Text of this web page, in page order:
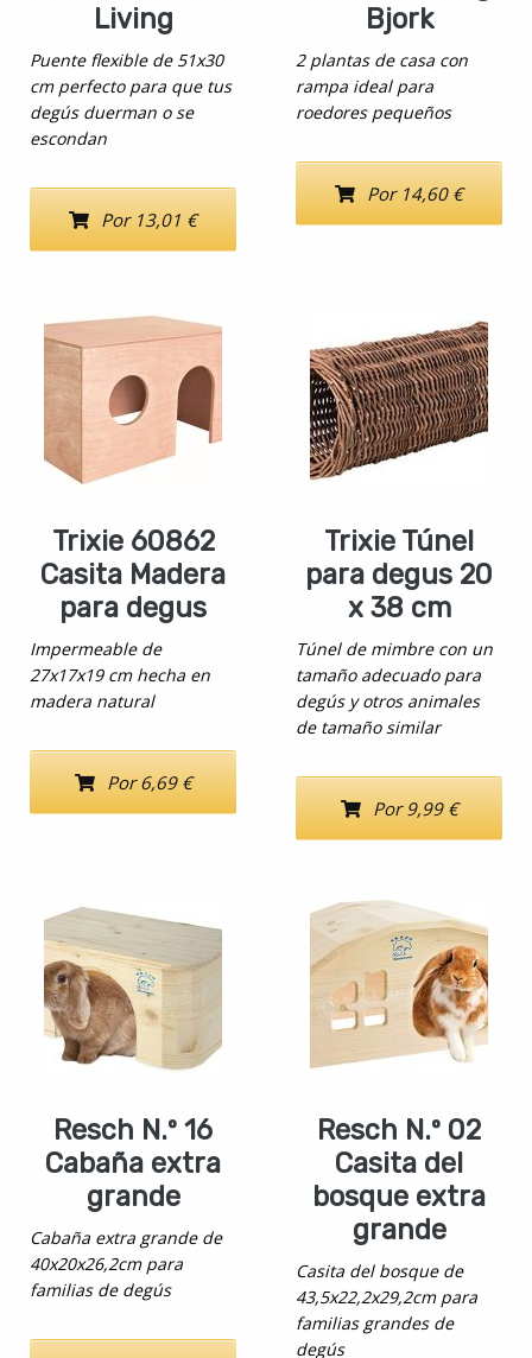
Living
Puente flexible de 51x30
cm perfecto para que tus
degús duerman o se
escondan
Por 13,01 €
Bjork
2 plantas de casa con
rampa ideal para
roedores pequeños
Por 14,60 €
Trixie 60862
Casita Madera
para degus
Impermeable de
27x17x19 cm hecha en
madera natural
Por 6,69 €
Trixie Túnel
para degus 20
x 38 cm
Túnel de mimbre con un
tamaño adecuado para
degús y otros animales
de tamaño similar
Por 9,99 €
Resch N.º 16
Cabaña extra
grande
Cabaña extra grande de
40x20x26,2cm para
familias de degús
Resch N.º 02
Casita del
bosque extra
grande
Casita del bosque de
43,5x22,2x29,2cm para
familias grandes de
degús